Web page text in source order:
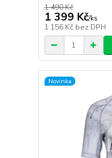
1 490 Kč
1 399 Kč/ks
1 156 Kč bez DPH
Novinka